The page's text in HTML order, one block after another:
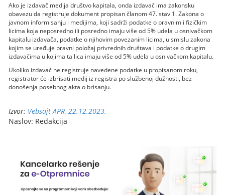
Ako je izdavač medija društvo kapitala, onda izdavač ima zakonsku
obavezu da registruje dokument propisan članom 47. stav 1. Zakona o
javnom informisanju i medijima, koji sadrži podatke o pravnim i fizičkim
licima koja neposredno ili posredno imaju više od 5% udela u osnivačkom
kapitalu izdavača, podatke o njihovim povezanim licima, u smislu zakona
kojim se uređuje pravni položaj privrednih društava i podatke o drugim
izdavačima u kojima ta lica imaju više od 5% udela u osnivačkom kapitalu.
Ukoliko izdavač ne registruje navedene podatke u propisanom roku,
registrator će izbrisati medij iz registra po službenoj dužnosti, bez
donošenja posebnog akta o brisanju.
Izvor: Vebsajt APR, 22.12.2023.
Naslov: Redakcija